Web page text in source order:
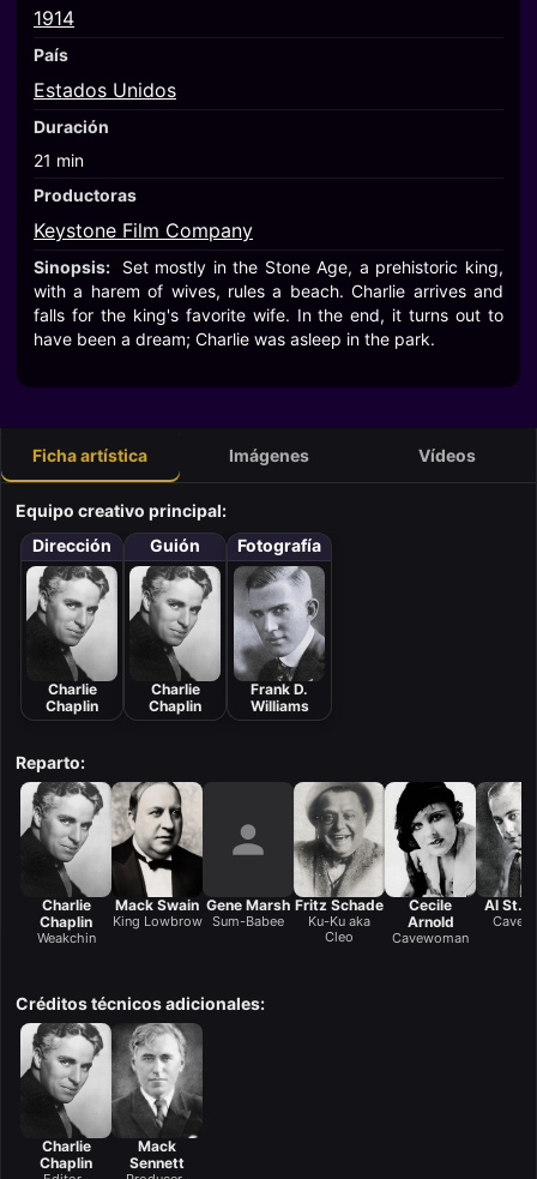
1914
País
Estados Unidos
Duración
21 min
Productoras
Keystone Film Company
Sinopsis:
Set mostly in the Stone Age, a prehistoric king,
with a harem of wives, rules a beach. Charlie arrives and
falls for the king's favorite wife. In the end, it turns out to
have been a dream; Charlie was asleep in the park.
Ficha artística Imágenes Vídeos
Equipo creativo principal:
Dirección
Charlie
Chaplin
Guión
Charlie
Chaplin
Fotografía
Frank D.
Williams
Reparto:
Charlie
Chaplin
Weakchin
Mack Swain
King Lowbrow
Gene Marsh
Sum-Babee
Fritz Schade
Ku-Ku aka
Cleo
Cecile
Arnold
Cavewoman
Al St.
Créditos técnicos adicionales:
Charlie
Chaplin
Mack
Sennett